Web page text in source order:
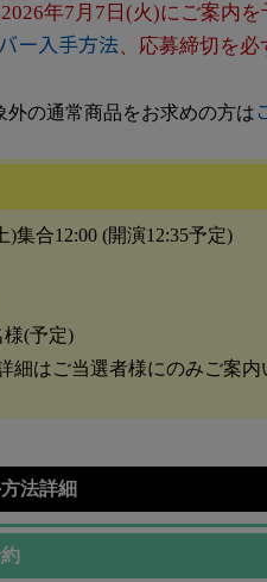
年7月7日(火)にご案内
ー入手方法、応募締切を
の通常商品をお求めの方は
)集合12:00 (開演12:35予定)
様(予定)
細はご当選者様にのみご案内
法詳細